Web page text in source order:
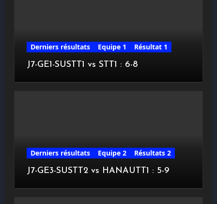
Derniers résultats Equipe 1
Résultat 1
J7-GE1-SUSTT1 vs STT1 : 6-8
Derniers résultats Equipe 2
Résultats 2
J7-GE3-SUSTT2 vs HANAUTT1 : 5-9